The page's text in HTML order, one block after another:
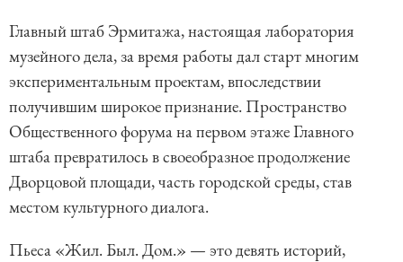
Главный штаб Эрмитажа, настоящая лаборатория
музейного дела, за время работы дал старт многим
экспериментальным проектам, впоследствии
получившим широкое признание. Пространство
Общественного форума на первом этаже Главного
штаба превратилось в своеобразное продолжение
Дворцовой площади, часть городской среды, став
местом культурного диалога.
Пьеса «Жил. Был. Дом.» — это девять историй,